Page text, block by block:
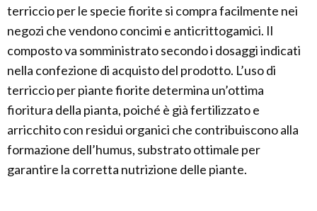
terriccio per le specie fiorite si compra facilmente nei
negozi che vendono concimi e anticrittogamici. Il
composto va somministrato secondo i dosaggi indicati
nella confezione di acquisto del prodotto. L’uso di
terriccio per piante fiorite determina un’ottima
fioritura della pianta, poiché è già fertilizzato e
arricchito con residui organici che contribuiscono alla
formazione dell’humus, substrato ottimale per
garantire la corretta nutrizione delle piante.